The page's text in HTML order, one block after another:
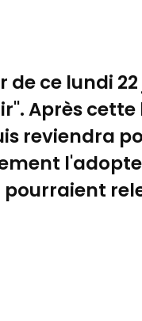
ce lundi
Après
reviendra